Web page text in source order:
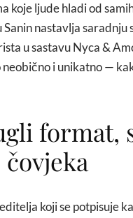
koje ljude hladi od
nastavlja
u sastavu Nyca &
i unikatno —
format,
čovjeka
koji se potpisuje